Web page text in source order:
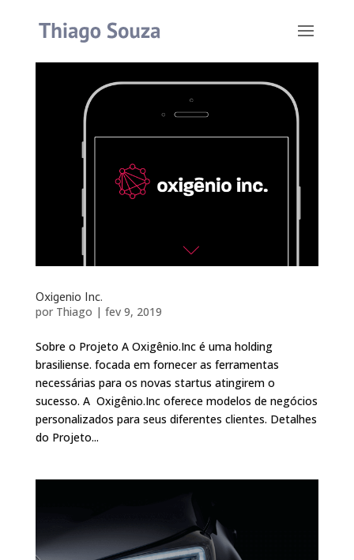
Oxigenio Inc.
por Thiago | fev 9, 2019
Sobre o Projeto A Oxigênio.Inc é uma holding
brasiliense. focada em fornecer as ferramentas
necessárias para os novas startus atingirem o
sucesso. A Oxigênio.Inc oferece modelos de negócios
personalizados para seus diferentes clientes. Detalhes
do Projeto...